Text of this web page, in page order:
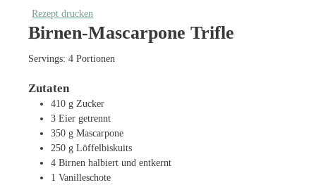
Rezept drucken
Birnen-Mascarpone Trifle
Servings:4 Portionen
Zutaten
410 g Zucker
3 Eier getrennt
350 g Mascarpone
250 g Löffelbiskuits
4 Birnen halbiert und entkernt
1 Vanilleschote